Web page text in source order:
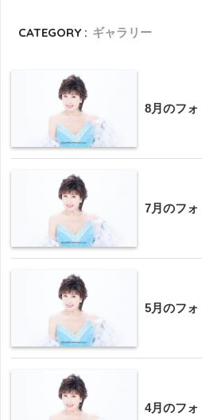
CATEGORY : ギャラリー
8月のフ
7月のフ
5月のフ
4月のフ